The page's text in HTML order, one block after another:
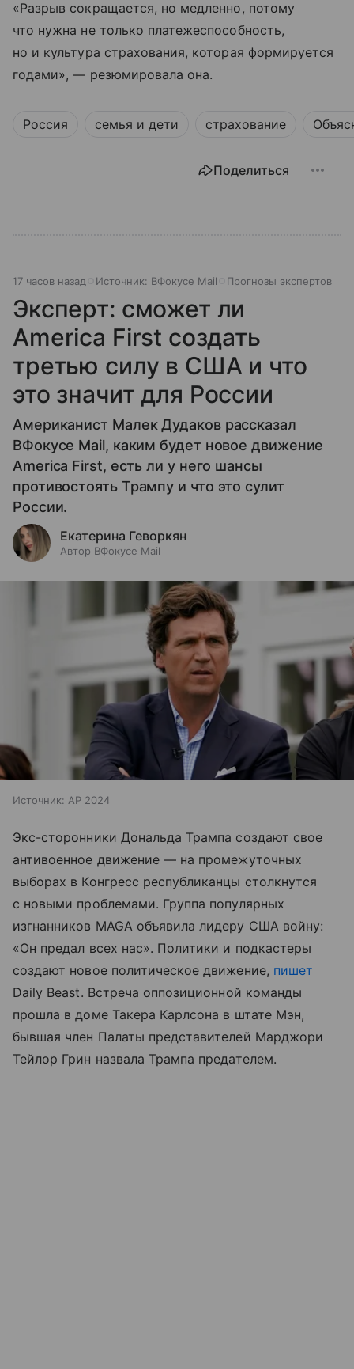
«Разрыв сокращается, но медленно, потому
что нужна не только платежеспособность,
но и культура страхования, которая формируется
годами», — резюмировала она.
Россия семья и дети страхование
Поделиться
17 часов назад Источник: ВФокусе Mail Прогнозы экспертов
Эксперт: сможет ли
America First создать
третью силу в США и что
это значит для России
Американист Малек Дудаков рассказал
ВФокусе Mail, каким будет новое движение
America First, есть ли у него шансы
противостоять Трампу и что это сулит
России.
Екатерина Геворкян
Автор ВФокусе Mail
Источник: AP 2024
Экс-сторонники Дональда Трампа создают свое
антивоенное движение — на промежуточных
выборах в Конгресс республиканцы столкнутся
с новыми проблемами. Группа популярных
изгнанников MAGA объявила лидеру США войну:
«Он предал всех нас». Политики и подкастеры
создают новое политическое движение, пишет
Daily Beast. Встреча оппозиционной команды
прошла в доме Такера Карлсона в штате Мэн,
бывшая член Палаты представителей Марджори
Тейлор Грин назвала Трампа предателем.